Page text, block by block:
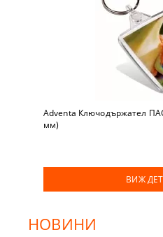
Adventa Ключодържател
мм)
ВИЖ
НОВИНИ